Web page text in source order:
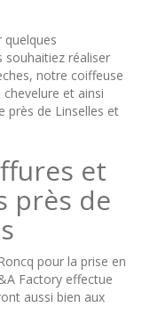
souhaitiez réaliser
notre coiffeuse
et ainsi
près de Linselles et
et
près de
pour la prise en
Factory effectue
aussi bien aux